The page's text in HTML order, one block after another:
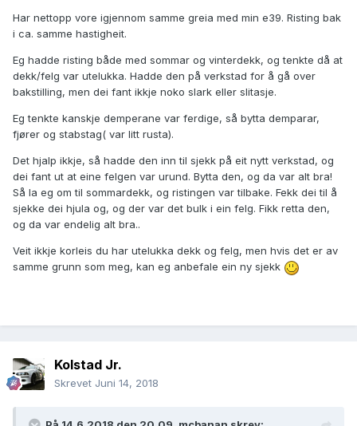
Har nettopp vore igjennom samme greia med min e39. Risting bak
i ca. samme hastigheit.
Eg hadde risting både med sommar og vinterdekk, og tenkte då at
dekk/felg var utelukka. Hadde den på verkstad for å gå over
bakstilling, men dei fant ikkje noko slark eller slitasje.
Eg tenkte kanskje demperane var ferdige, så bytta demparar,
fjører og stabstag( var litt rusta).
Det hjalp ikkje, så hadde den inn til sjekk på eit nytt verkstad, og
dei fant ut at eine felgen var urund. Bytta den, og da var alt bra!
Så la eg om til sommardekk, og ristingen var tilbake. Fekk dei til å
sjekke dei hjula og, og der var det bulk i ein felg. Fikk retta den,
og da var endelig alt bra..
Veit ikkje korleis du har utelukka dekk og felg, men hvis det er av
samme grunn som meg, kan eg anbefale ein ny sjekk
Kolstad Jr.
Skrevet Juni 14, 2018